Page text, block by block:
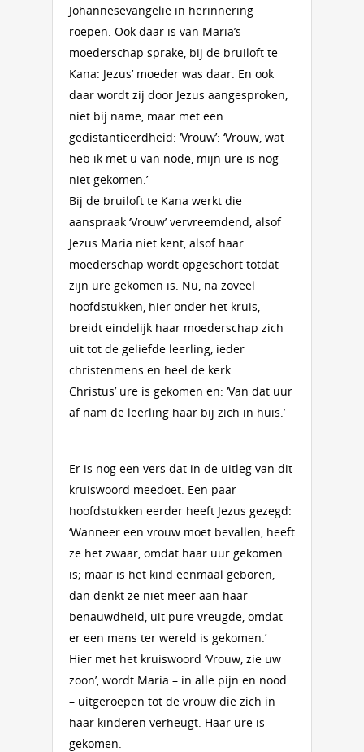
Johannesevangelie in herinnering
roepen. Ook daar is van Maria’s
moederschap sprake, bij de bruiloft te
Kana: Jezus’ moeder was daar. En ook
daar wordt zij door Jezus aangesproken,
niet bij name, maar met een
gedistantieerdheid: ‘Vrouw’: ‘Vrouw, wat
heb ik met u van node, mijn ure is nog
niet gekomen.’
Bij de bruiloft te Kana werkt die
aanspraak ‘Vrouw’ vervreemdend, alsof
Jezus Maria niet kent, alsof haar
moederschap wordt opgeschort totdat
zijn ure gekomen is. Nu, na zoveel
hoofdstukken, hier onder het kruis,
breidt eindelijk haar moederschap zich
uit tot de geliefde leerling, ieder
christenmens en heel de kerk.
Christus’ ure is gekomen en: ‘Van dat uur
af nam de leerling haar bij zich in huis.’
Er is nog een vers dat in de uitleg van dit
kruiswoord meedoet. Een paar
hoofdstukken eerder heeft Jezus gezegd:
‘Wanneer een vrouw moet bevallen, heeft
ze het zwaar, omdat haar uur gekomen
is; maar is het kind eenmaal geboren,
dan denkt ze niet meer aan haar
benauwdheid, uit pure vreugde, omdat
er een mens ter wereld is gekomen.’
Hier met het kruiswoord ‘Vrouw, zie uw
zoon’, wordt Maria – in alle pijn en nood
– uitgeroepen tot de vrouw die zich in
haar kinderen verheugt. Haar ure is
gekomen.